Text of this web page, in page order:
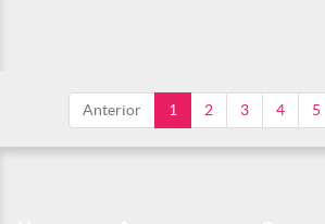
Anterior 1 2 3 4 5